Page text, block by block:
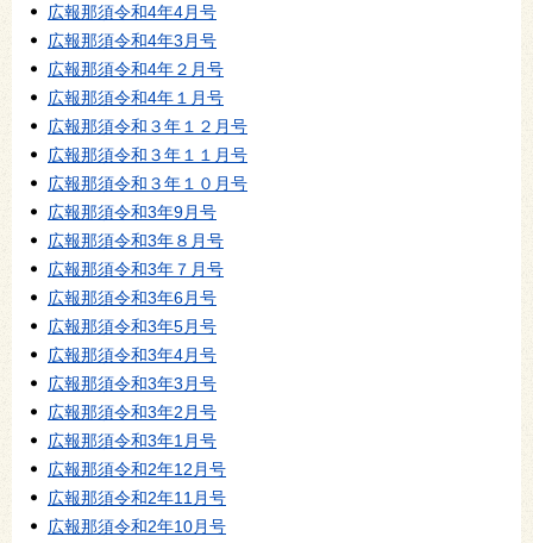
広報那須令和4年4月号
広報那須令和4年3月号
広報那須令和4年２月号
広報那須令和4年１月号
広報那須令和３年１２月号
広報那須令和３年１１月号
広報那須令和３年１０月号
広報那須令和3年9月号
広報那須令和3年８月号
広報那須令和3年７月号
広報那須令和3年6月号
広報那須令和3年5月号
広報那須令和3年4月号
広報那須令和3年3月号
広報那須令和3年2月号
広報那須令和3年1月号
広報那須令和2年12月号
広報那須令和2年11月号
広報那須令和2年10月号